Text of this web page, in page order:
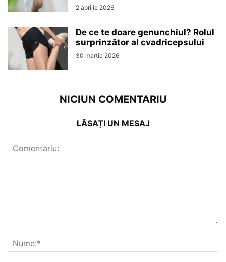
2 aprilie 2026
De ce te doare genunchiul? Rolul
surprinzător al cvadricepsului
30 martie 2026
NICIUN COMENTARIU
LĂSAȚI UN MESAJ